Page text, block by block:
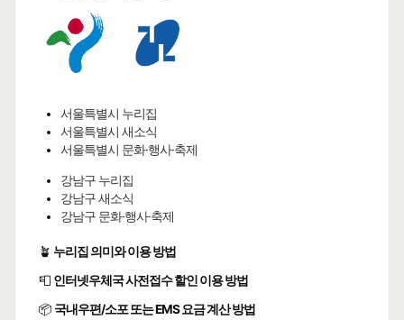
서울특별시 누리집
서울특별시 새소식
서울특별시 문화·행사·축제
강남구 누리집
강남구 새소식
강남구 문화·행사·축제
🪴 누리집 의미와 이용 방법
📮 인터넷우체국 사전접수 할인 이용 방법
📦 국내우편/소포 또는 EMS 요금 계산 방법